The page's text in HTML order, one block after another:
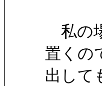
私の
置くの
出して